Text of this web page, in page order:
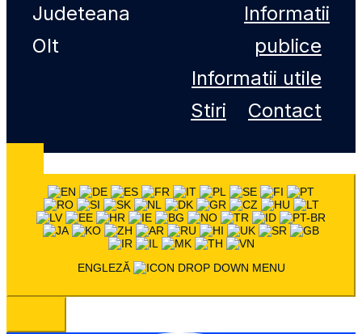
Judeteana
Olt
Informatii
publice
Informatii utile
Stiri
Contact
ENGLEZĂ